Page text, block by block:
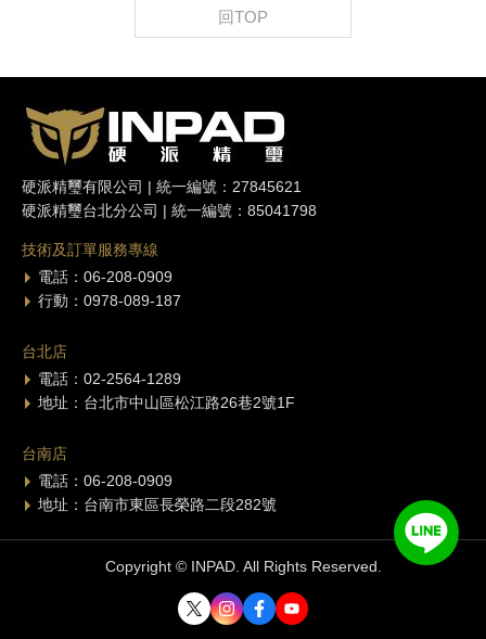
回TOP
硬派精璽有限公司 | 統一編號：27845621
硬派精璽台北分公司 | 統一編號：85041798
技術及訂單服務專線
電話：06-208-0909
行動：0978-089-187
台北店
電話：02-2564-1289
地址：台北市中山區松江路26巷2號1F
台南店
電話：06-208-0909
地址：台南市東區長榮路二段282號
Copyright © INPAD. All Rights Reserved.